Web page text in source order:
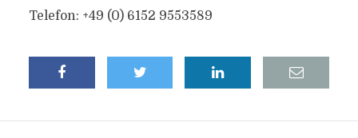
Telefon: +49 (0) 6152 9553589